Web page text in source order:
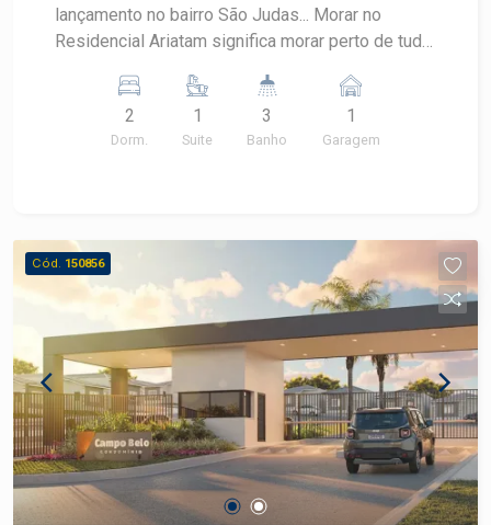
lançamento no bairro São Judas... Morar no
Residencial Ariatam significa morar perto de tudo,
vida e ter qualidade de vida é o mesmo que
trazer sossego e segurança para dentro da sua
confortáveis, sofisticadas e inteligentes.
Apartamentos de 81m², com varanda gourmet
integrada a cozinha e a sala. 2 opções de plantas
com 3 dormitórios, sendo 1 suíte, ou 2 suítes
com sala estendida. Todos os apartamentos
possuem 2 vagas, além de +de 16 itens de lazer.
Agende sua visita!
2
Dorm.
1
Suite
3
Banho
1
Garagem
Cód. 150856